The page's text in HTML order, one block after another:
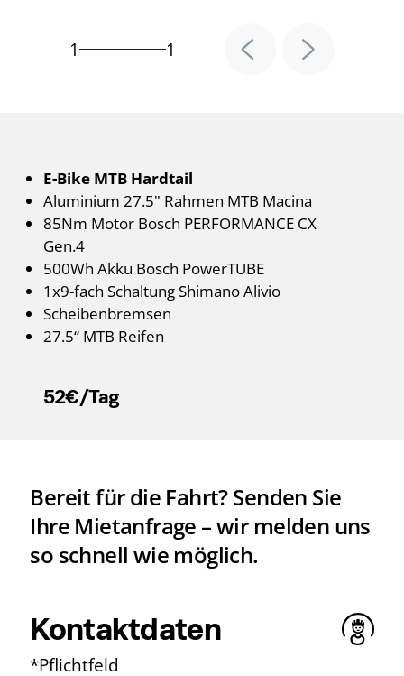
1 1
E-Bike MTB Hardtail
Aluminium 27.5" Rahmen MTB Macina
85Nm Motor Bosch PERFORMANCE CX
Gen.4
500Wh Akku Bosch PowerTUBE
1x9-fach Schaltung Shimano Alivio
Scheibenbremsen
27.5“ MTB Reifen
52€/Tag
Bereit für die Fahrt? Senden Sie
Ihre Mietanfrage – wir melden uns
so schnell wie möglich.
Kontaktdaten
*Pflichtfeld